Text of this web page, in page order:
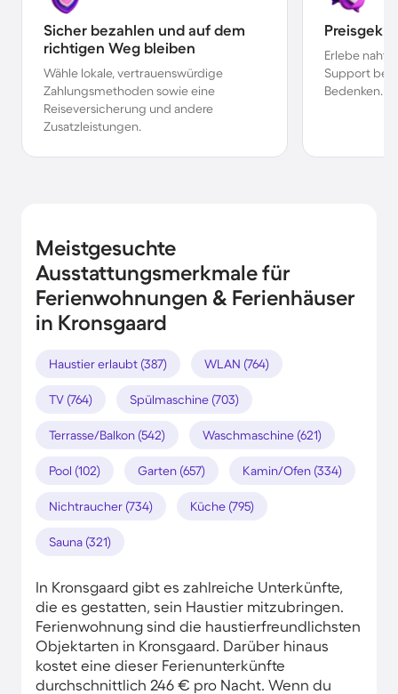
Sicher bezahlen und auf dem
richtigen Weg bleiben
Wähle lokale, vertrauenswürdige
Zahlungsmethoden sowie eine
Reiseversicherung und andere
Zusatzleistungen.
Erlebe
Support bei
Bedenken.
Meistgesuchte
Ausstattungsmerkmale für
Ferienwohnungen & Ferienhäuser
in Kronsgaard
Haustier erlaubt (387) WLAN (764)
TV (764) Spülmaschine (703)
Terrasse/Balkon (542) Waschmaschine (621)
Pool (102) Garten (657) Kamin/Ofen (334)
Nichtraucher (734) Küche (795)
Sauna (321)
In Kronsgaard gibt es zahlreiche Unterkünfte,
die es gestatten, sein Haustier mitzubringen.
Ferienwohnung sind die haustierfreundlichsten
Objektarten in Kronsgaard. Darüber hinaus
kostet eine dieser Ferienunterkünfte
durchschnittlich 246 € pro Nacht. Wenn du